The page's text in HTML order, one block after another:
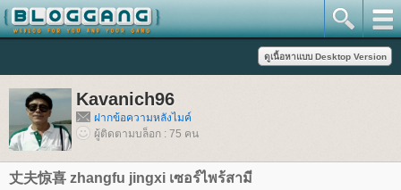
Kavanich96
ฝากข้อความหลังไมค์
ผู้ติดตามบล็อก : 75 คน
丈夫惊喜 zhangfu jingxi เซอร์ไพร้สามี